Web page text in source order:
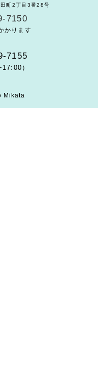
町2丁目3番28号
7150
かります
7155
）
Mikata